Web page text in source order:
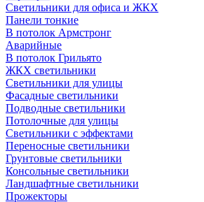
Светильники для офиса и ЖКХ
Панели тонкие
В потолок Армстронг
Аварийные
В потолок Грильято
ЖКХ светильники
Светильники для улицы
Фасадные светильники
Подводные светильники
Потолочные для улицы
Светильники с эффектами
Переносные светильники
Грунтовые светильники
Консольные светильники
Ландшафтные светильники
Прожекторы